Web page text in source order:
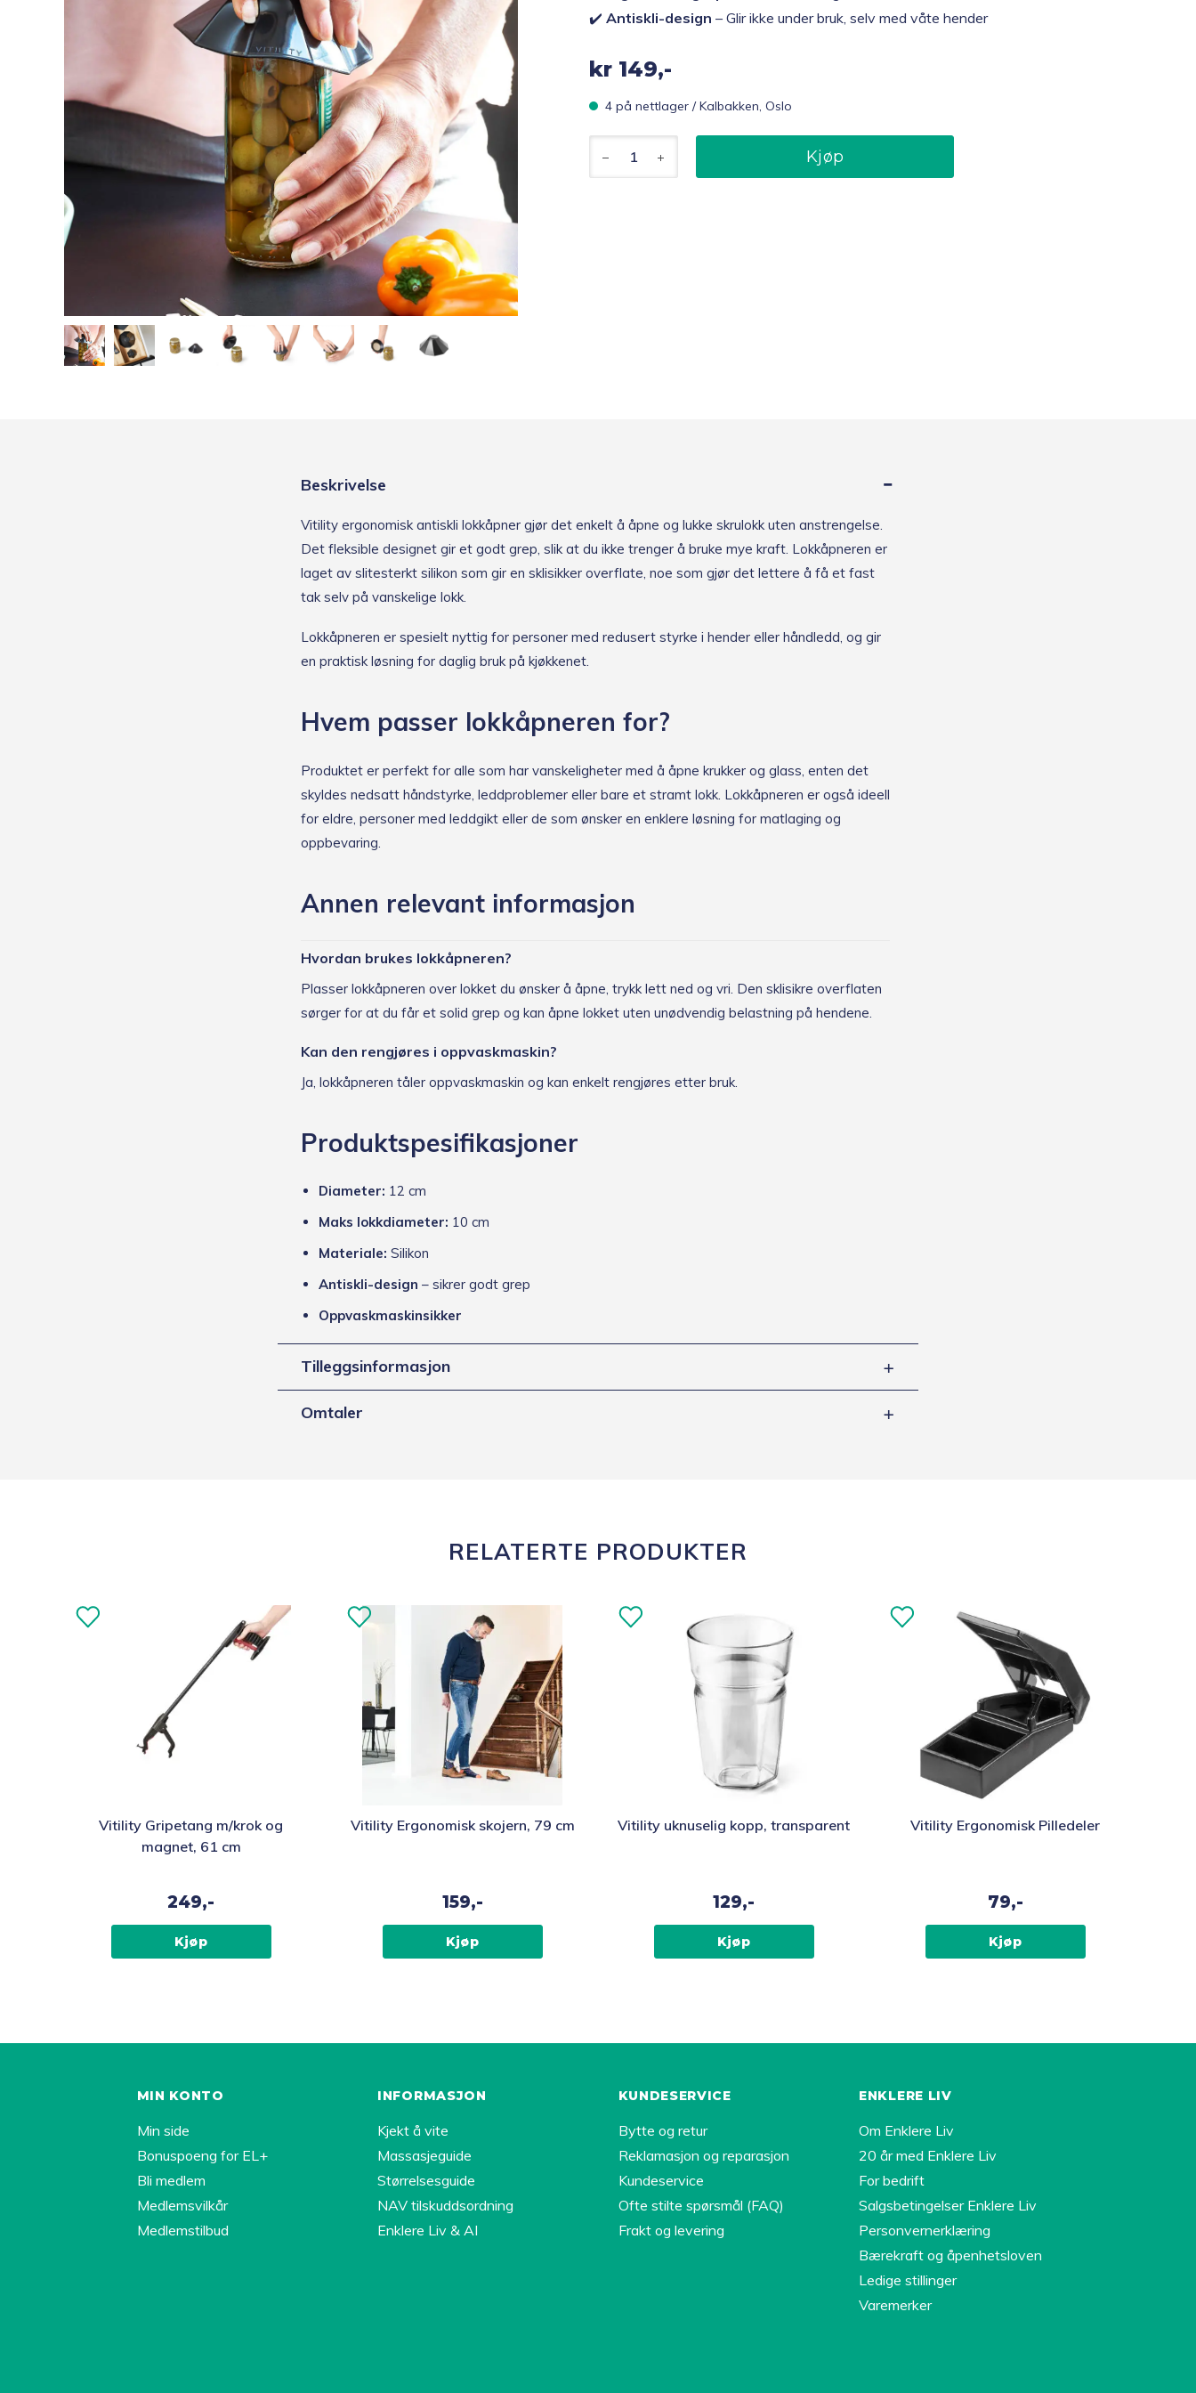
Reservedeler
✔️ Antiskli-design – Glir ikke under bruk, selv med våte hender
kr 149,-
4 på nettlager / Kalbakken, Oslo
ergonomisk
antiskli
Kjøp
Beskrivelse
Vitility ergonomisk antiskli lokkåpner gjør det enkelt å åpne og lukke skrulokk uten anstrengelse.
Det fleksible designet gir et godt grep, slik at du ikke trenger å bruke mye kraft. Lokkåpneren er
laget av slitesterkt silikon som gir en sklisikker overflate, noe som gjør det lettere å få et fast
tak selv på vanskelige lokk.
Lokkåpneren er spesielt nyttig for personer med redusert styrke i hender eller håndledd, og gir
en praktisk løsning for daglig bruk på kjøkkenet.
Hvem passer lokkåpneren for?
Produktet er perfekt for alle som har vanskeligheter med å åpne krukker og glass, enten det
skyldes nedsatt håndstyrke, leddproblemer eller bare et stramt lokk. Lokkåpneren er også ideell
for eldre, personer med leddgikt eller de som ønsker en enklere løsning for matlaging og
oppbevaring.
Annen relevant informasjon
Hvordan brukes lokkåpneren?
Plasser lokkåpneren over lokket du ønsker å åpne, trykk lett ned og vri. Den sklisikre overflaten
sørger for at du får et solid grep og kan åpne lokket uten unødvendig belastning på hendene.
Kan den rengjøres i oppvaskmaskin?
Ja, lokkåpneren tåler oppvaskmaskin og kan enkelt rengjøres etter bruk.
Produktspesifikasjoner
Diameter: 12 cm
Maks lokkdiameter: 10 cm
Materiale: Silikon
Antiskli-design – sikrer godt grep
Oppvaskmaskinsikker
Tilleggsinformasjon
Omtaler
RELATERTE PRODUKTER
Vitility Gripetang m/krok og
magnet, 61 cm
249,-
Kjøp
Vitility Ergonomisk skojern, 79 cm
159,-
Kjøp
Vitility uknuselig kopp, transparent
129,-
Kjøp
Vitility Ergonomisk Pilledeler
79,-
Kjøp
MIN KONTO
Min side
Bonuspoeng for EL+
Bli medlem
Medlemsvilkår
Medlemstilbud
INFORMASJON
Kjekt å vite
Massasjeguide
Størrelsesguide
NAV tilskuddsordning
Enklere Liv & AI
KUNDESERVICE
Bytte og retur
Reklamasjon og reparasjon
Kundeservice
Ofte stilte spørsmål (FAQ)
Frakt og levering
ENKLERE LIV
Om Enklere Liv
20 år med Enklere Liv
For bedrift
Salgsbetingelser Enklere Liv
Personvernerklæring
Bærekraft og åpenhetsloven
Ledige stillinger
Varemerker